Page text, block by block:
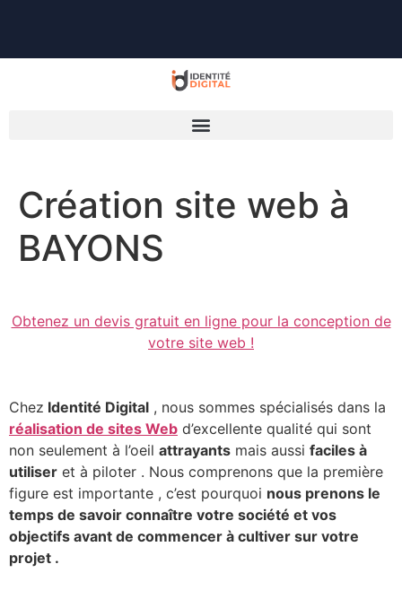
Création site web à
BAYONS
Obtenez un devis gratuit en ligne pour la conception de
votre site web !
Chez Identité Digital , nous sommes spécialisés dans la
réalisation de sites Web d’excellente qualité qui sont
non seulement à l’oeil attrayants mais aussi faciles à
utiliser et à piloter . Nous comprenons que la première
figure est importante , c’est pourquoi nous prenons le
temps de savoir connaître votre société et vos
objectifs avant de commencer à cultiver sur votre
projet .